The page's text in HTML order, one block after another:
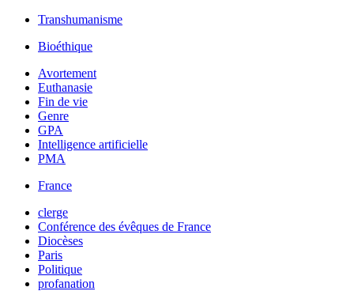
Transhumanisme
Bioéthique
Avortement
Euthanasie
Fin de vie
Genre
GPA
Intelligence artificielle
PMA
France
clerge
Conférence des évêques de France
Diocèses
Paris
Politique
profanation